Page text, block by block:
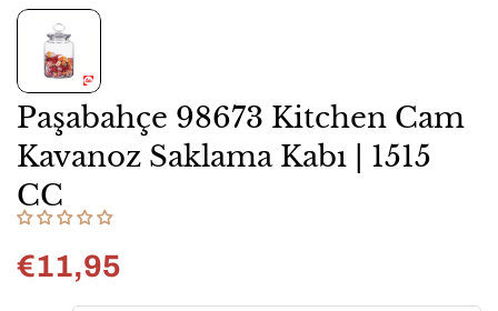
Paşabahçe 98673 Kitchen Cam
Kavanoz Saklama Kabı | 1515
CC
Normal
€11,95